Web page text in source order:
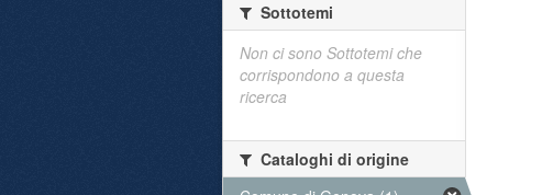
Sottotemi
Non ci sono Sottotemi che
corrispondono a questa
ricerca
Cataloghi di origine